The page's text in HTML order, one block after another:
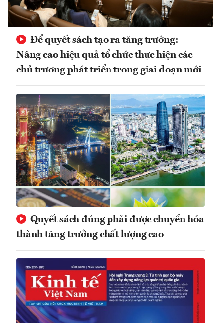
Để quyết sách tạo ra tăng trưởng:
Nâng cao hiệu quả tổ chức thực hiện các
chủ trương phát triển trong giai đoạn mới
Quyết sách đúng phải được chuyển hóa
thành tăng trưởng chất lượng cao